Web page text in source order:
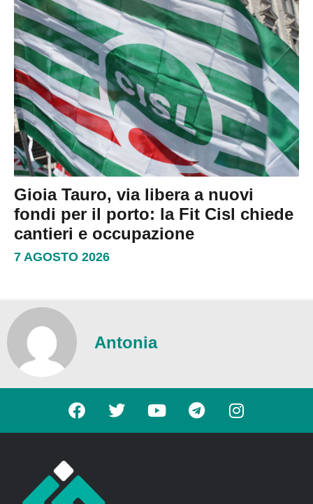
Gioia Tauro, via libera a nuovi
fondi per il porto: la Fit Cisl chiede
cantieri e occupazione
7 AGOSTO 2026
Antonia